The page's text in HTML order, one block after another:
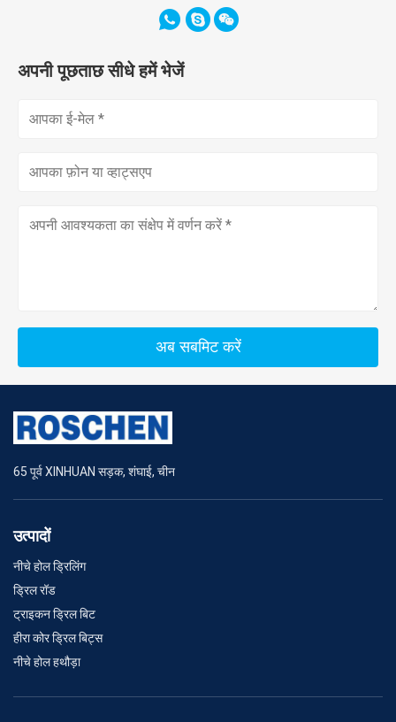
अपनी पूछताछ सीधे हमें भेजें
अब सबमिट करें
65 पूर्व XINHUAN सड़क, शंघाई, चीन
उत्पादों
नीचे होल ड्रिलिंग
ड्रिल रॉड
ट्राइकन ड्रिल बिट
हीरा कोर ड्रिल बिट्स
नीचे होल हथौड़ा